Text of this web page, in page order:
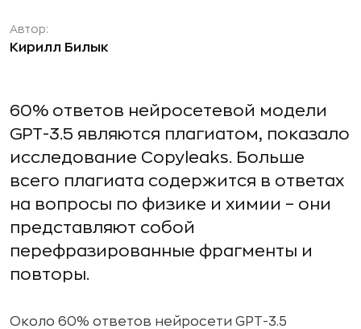
Автор:
Кирилл Билык
60% ответов нейросетевой модели
GPT-3.5 являются плагиатом, показало
исследование Copyleaks. Больше
всего плагиата содержится в ответах
на вопросы по физике и химии – они
представляют собой
перефразированные фрагменты и
повторы.
Около 60% ответов нейросети GPT-3.5